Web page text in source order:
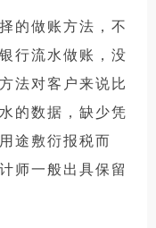
做账方法，不
行流水做账，没
法对客户来说比
的数据，缺少凭
途敷衍报税而
师一般出具保留